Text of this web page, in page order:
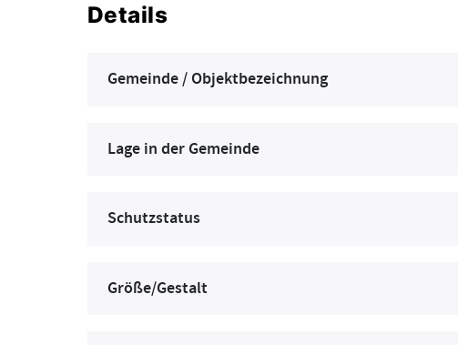
Details
Gemeinde / Objektbezeichnung
Lage in der Gemeinde
Schutzstatus
Größe/Gestalt